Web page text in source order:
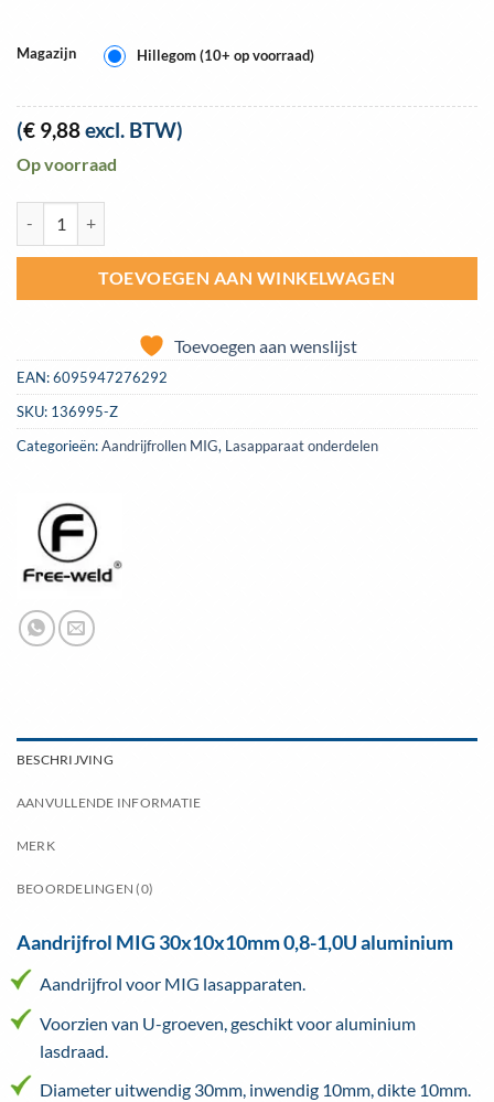
Magazijn Hillegom (10+ op voorraad)
(€ 9,88excl. BTW)
Op voorraad
TOEVOEGEN AAN WINKELWAGEN
Toevoegen aan wenslijst
EAN:6095947276292
SKU: 136995-Z
Categorieën:Aandrijfrollen MIG, Lasapparaat onderdelen
BESCHRIJVING
AANVULLENDE INFORMATIE
MERK
BEOORDELINGEN (0)
Aandrijfrol MIG 30x10x10mm 0,8-1,0U aluminium
Aandrijfrol voor MIG lasapparaten.
Voorzien van U-groeven, geschikt voor aluminium
lasdraad.
Diameter uitwendig 30mm, inwendig 10mm, dikte 10mm.